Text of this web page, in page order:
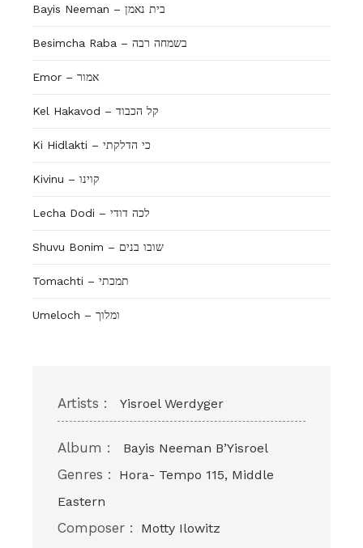
Bayis Neeman – בית נאמן
Besimcha Raba – בשמחה רבה
Emor – אמור
Kel Hakavod – קל הכבוד
Ki Hidlakti – כי הדלקתי
Kivinu – קוינו
Lecha Dodi – לכה דודי
Shuvu Bonim – שובו בנים
Tomachti – תמכתי
Umeloch – ומלוך
Artists : Yisroel Werdyger
Album : Bayis Neeman B’Yisroel
Genres :
Hora- Tempo 115, Middle
Eastern
Composer : Motty Ilowitz